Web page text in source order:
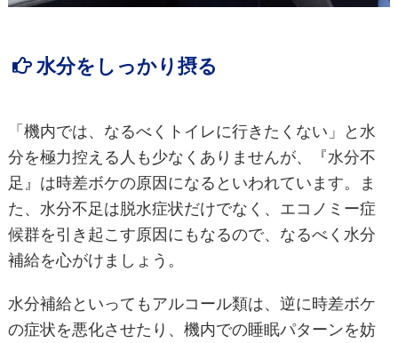
水分をしっかり摂る
「機内では、なるべくトイレに行きたくない」と水
分を極力控える人も少なくありませんが、『水分不
足』は時差ボケの原因になるといわれています。ま
た、水分不足は脱水症状だけでなく、エコノミー症
候群を引き起こす原因にもなるので、なるべく水分
補給を心がけましょう。
水分補給といってもアルコール類は、逆に時差ボケ
の症状を悪化させたり、機内での睡眠パターンを妨